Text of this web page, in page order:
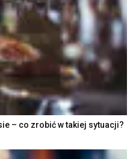
– co zrobić w takiej sytuacji?